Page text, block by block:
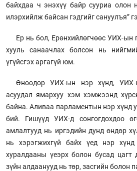
байхдаа ч энэхүү байр сууриа олон
илэрхийлж байсан гэдгийг сануулъя”
Ер нь бол, Ерөнхийлөгчөөс УИХ-ын
хууль санаачлах болсон нь
үгүйсгэх аргагүй юм.
Өнөөдөр УИХ-ын нэр хүнд, УИХ-
асуудал ямархуу хэм хэмжээнд
байна. Аливаа парламентын нэр хүнд
бий. Гишүүд УИХ-д сонгогдохдоо
амлалтууд нь иргэдийн дунд өндөр
нь хэрэгжихгүй байх үед нэр
хуралдааны үеэрх болон бусад цагт
зүйн алдаанууд нь төр, засгийн болон